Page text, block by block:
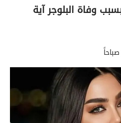
وفاة البلوجر آية